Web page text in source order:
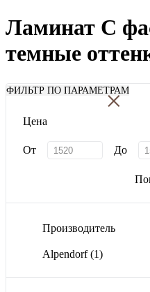
Ламинат С
темные
ФИЛЬТР ПО ПАРАМЕТРАМ
×
Цена
От До
Производитель
Alpendorf(1)